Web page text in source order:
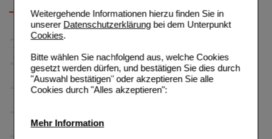
Weitergehende Informationen hierzu finden Sie in
unserer Datenschutzerklärungbei dem Unterpunkt
Cookies.
Bitte wählen Sie nachfolgend aus, welche Cookies
gesetzt werden dürfen, und bestätigen Sie dies durch
"Auswahl bestätigen" oder akzeptieren Sie alle
Cookies durch "Alles akzeptieren":
Mehr Information